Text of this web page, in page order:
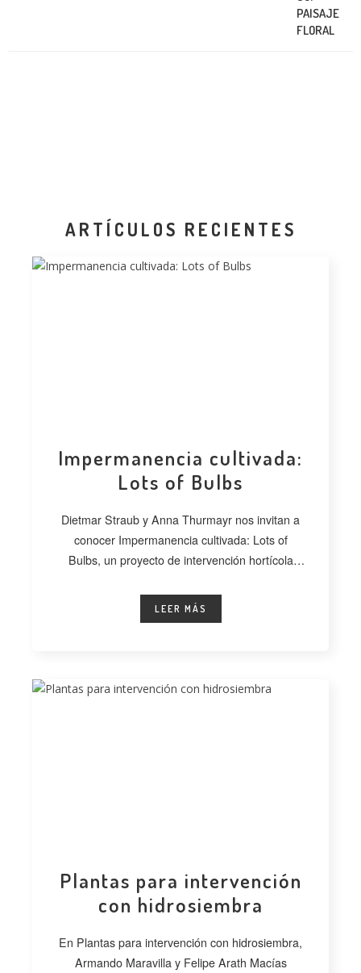
ARTÍCULOS RECIENTES
Impermanencia cultivada:
Lots of Bulbs
Dietmar Straub y Anna Thurmayr nos invitan a
conocer Impermanencia cultivada: Lots of
Bulbs, un proyecto de intervención hortícola
LEER MÁS
Plantas para intervención
con hidrosiembra
En Plantas para intervención con hidrosiembra,
Armando Maravilla y Felipe Arath Macías